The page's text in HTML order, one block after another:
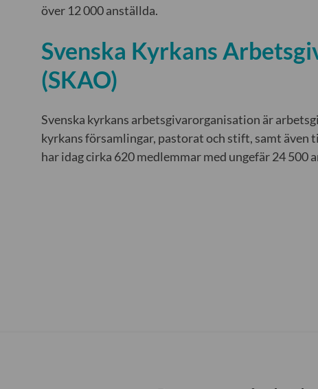
över 12 000 anställda.
Svenska Kyrkans
(SKAO)
Svenska kyrkans arbetsgivarorganisation är
kyrkans församlingar, pastorat och stift, samt även
har idag cirka 620 medlemmar med ungefär 24 500